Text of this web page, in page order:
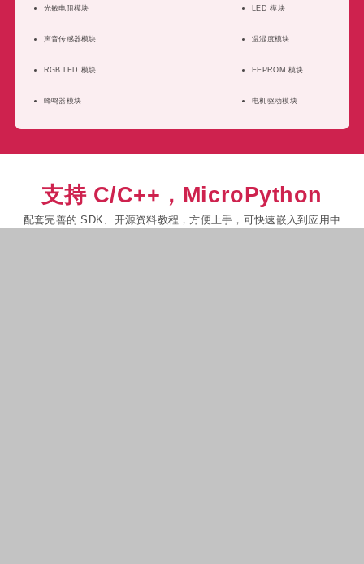
光敏电阻模块
声音传感器模块
RGB LED 模块
蜂鸣器模块
LED 模块
温湿度模块
EEPROM 模块
电机驱动模块
支持 C/C++，MicroPython
配套完善的 SDK、开源资料教程，方便上手，可快速嵌入到应用中